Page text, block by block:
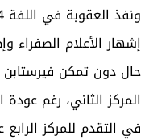
إشهار الأعلام الصفراء
حال دون تمكن فيرستابن
المركز الثاني، رغم
في التقدم للمركز